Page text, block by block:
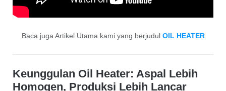
Baca juga Artikel Utama kami yang berjudul OIL HEATER
Keunggulan Oil Heater: Aspal Lebih
Homogen, Produksi Lebih Lancar